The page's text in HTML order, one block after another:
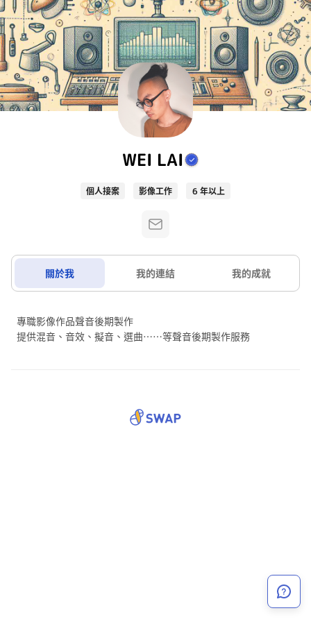
WEI LAI
個人接案 影像工作 6 年以上
關於我 我的連結 我的成就
專職影像作品聲音後期製作
提供混音、音效、擬音、選曲……等聲音後期製作服務